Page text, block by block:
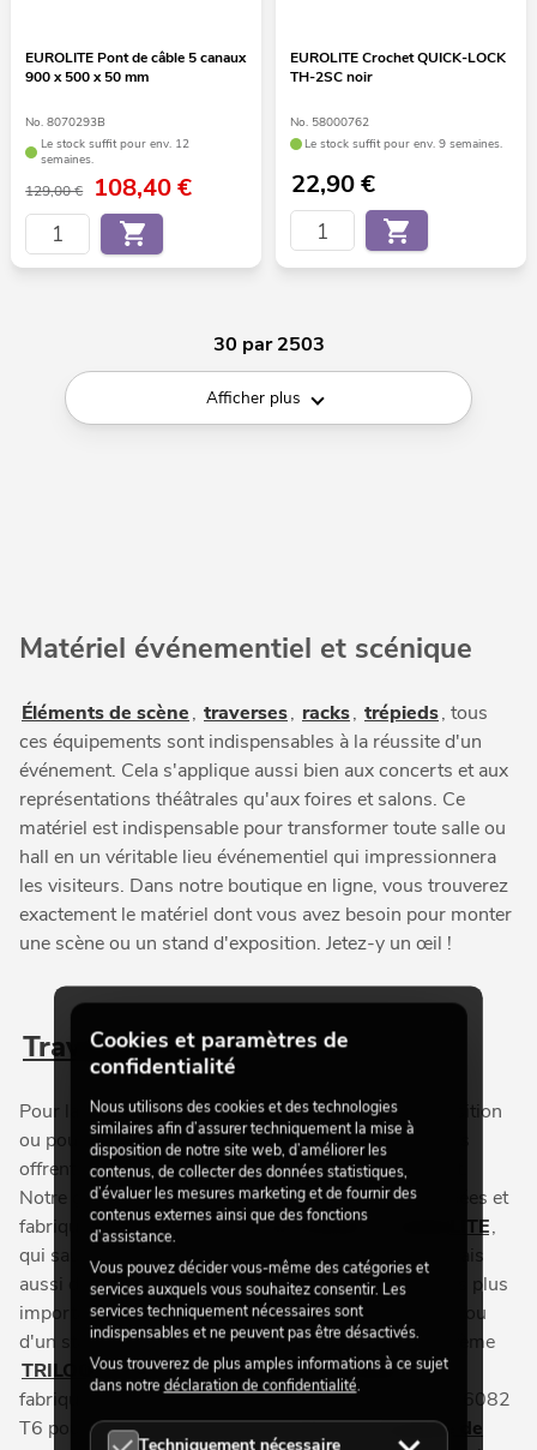
EUROLITE Pont de câble 5 canaux
900 x 500 x 50 mm
No. 8070293B
Le stock suffit pour env. 12
semaines.
129,00 € 108,40€
EUROLITE Crochet QUICK-LOCK
TH-2SC noir
No. 58000762
Le stock suffit pour env. 9 semaines.
22,90€
30 par 2503
Afficher plus
Matériel événementiel et scénique
Éléments de scène, traverses, racks, trépieds, tous
ces équipements sont indispensables à la réussite d'un
événement. Cela s'applique aussi bien aux concerts et aux
représentations théâtrales qu'aux foires et salons. Ce
matériel est indispensable pour transformer toute salle ou
hall en un véritable lieu événementiel qui impressionnera
les visiteurs. Dans notre boutique en ligne, vous trouverez
exactement le matériel dont vous avez besoin pour monter
une scène ou un stand d'exposition. Jetez-y un œil !
Traverses
Pour la construction d'une scène, d'un stand d'exposition
ou pour la décoration d'une vitrine, les traverses vous
offrent une multitude de possibilités d'aménagement.
Notre gamme vous propose des traverses, développées et
fabriquées par nos marquesALUTRUSS EUROLITE,
qui sauront s'adapter à la décoration de votre site, mais
aussi des traverses conçues pour supporter un poids plus
important et donc adaptées au montage d'une scène ou
d'un stand d'exposition. Comme par exemple le système
TRILOCK E-GL33. Cestraverses à 3 pointssont
fabriquée en aluminium avec l'alliage solide EN-AW 6082
T6 pour une capacité de charge élevée. Lesystème de
Cookies et paramètres de
confidentialité
Nous utilisons des cookies et des technologies
similaires afin d’assurer techniquement la mise à
disposition de notre site web, d’améliorer les
contenus, de collecter des données statistiques,
d’évaluer les mesures marketing et de fournir des
contenus externes ainsi que des fonctions
d’assistance.
Vous pouvez décider vous-même des catégories et
services auxquels vous souhaitez consentir. Les
services techniquement nécessaires sont
indispensables et ne peuvent pas être désactivés.
Vous trouverez de plus amples informations à ce sujet
dans notre déclaration de confidentialité.
Techniquement nécessaire